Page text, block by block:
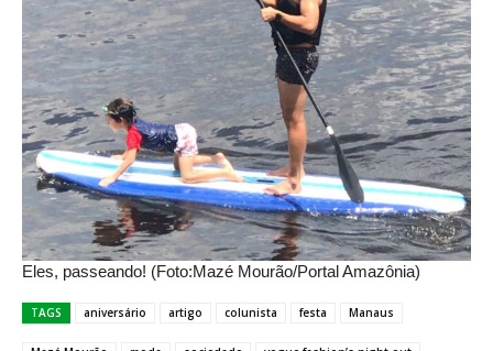
Eles, passeando! (Foto:Mazé Mourão/Portal Amazônia)
TAGS aniversário artigo colunista festa Manaus